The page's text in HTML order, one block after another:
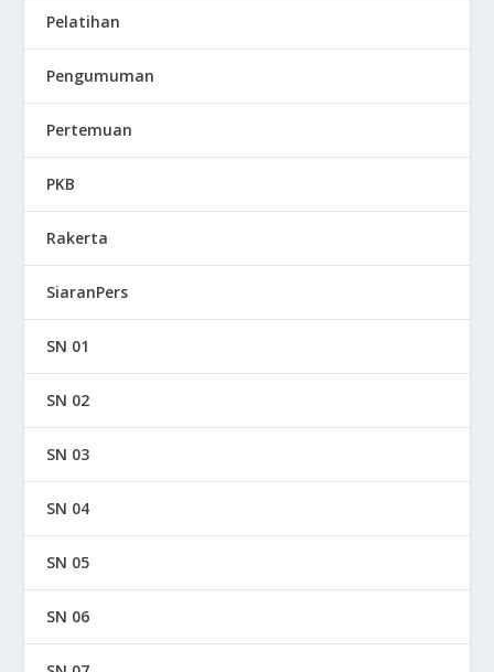
Pelatihan
Pengumuman
Pertemuan
PKB
Rakerta
SiaranPers
SN 01
SN 02
SN 03
SN 04
SN 05
SN 06